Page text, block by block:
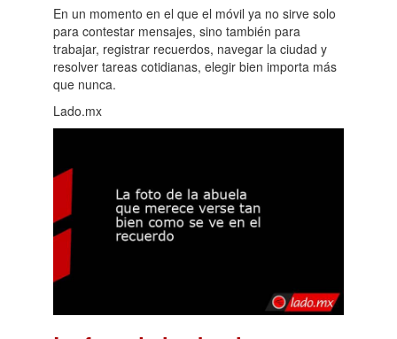
En un momento en el que el móvil ya no sirve solo
para contestar mensajes, sino también para
trabajar, registrar recuerdos, navegar la ciudad y
resolver tareas cotidianas, elegir bien importa más
que nunca.
Lado.mx